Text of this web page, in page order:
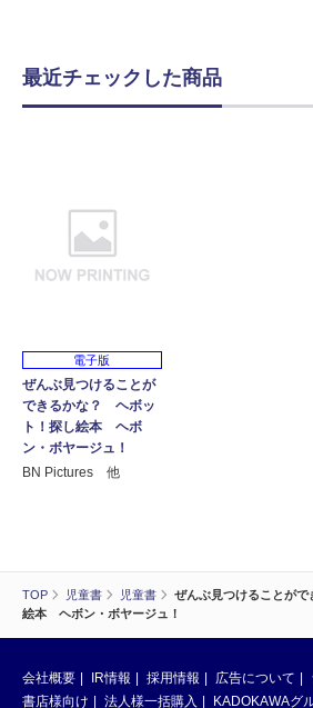
TOP 児童書 児童書
ぜんぶ見つけることが
絵本 ヘボン・ボヤージュ！
最近チェックした商品
電子版
ぜんぶ見つけることが
できるかな？ ヘボッ
ト！探し絵本 ヘボ
ン・ボヤージュ！
BN Pictures 他
会社概要 IR情報 採用情報 広告について
書店様向け
法人様一括購入 KADOKAWAグ